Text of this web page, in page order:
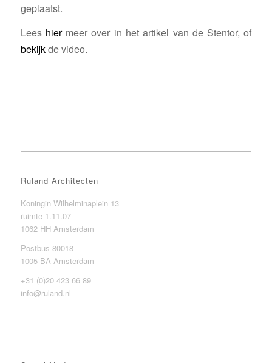
geplaatst.
Lees hiermeer over in het artikel van de Stentor, of
bekijkde video.
Ruland Architecten
Koningin Wilhelminaplein 13
ruimte 1.11.07
1062 HH Amsterdam
Postbus 80018
1005 BA Amsterdam
+31 (0)20 423 66 89
info@ruland.nl